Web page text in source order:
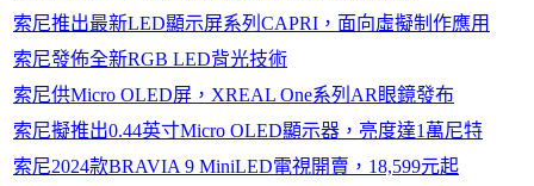
索尼推出最新LED顯示屏系列CAPRI，面向虛擬制作應用
索尼發佈全新RGB LED背光技術
索尼供Micro OLED屏，XREAL One系列AR眼鏡發布
索尼擬推出0.44英寸Micro OLED顯示器，亮度達1萬尼特
索尼2024款BRAVIA 9 MiniLED電視開賣，18,599元起